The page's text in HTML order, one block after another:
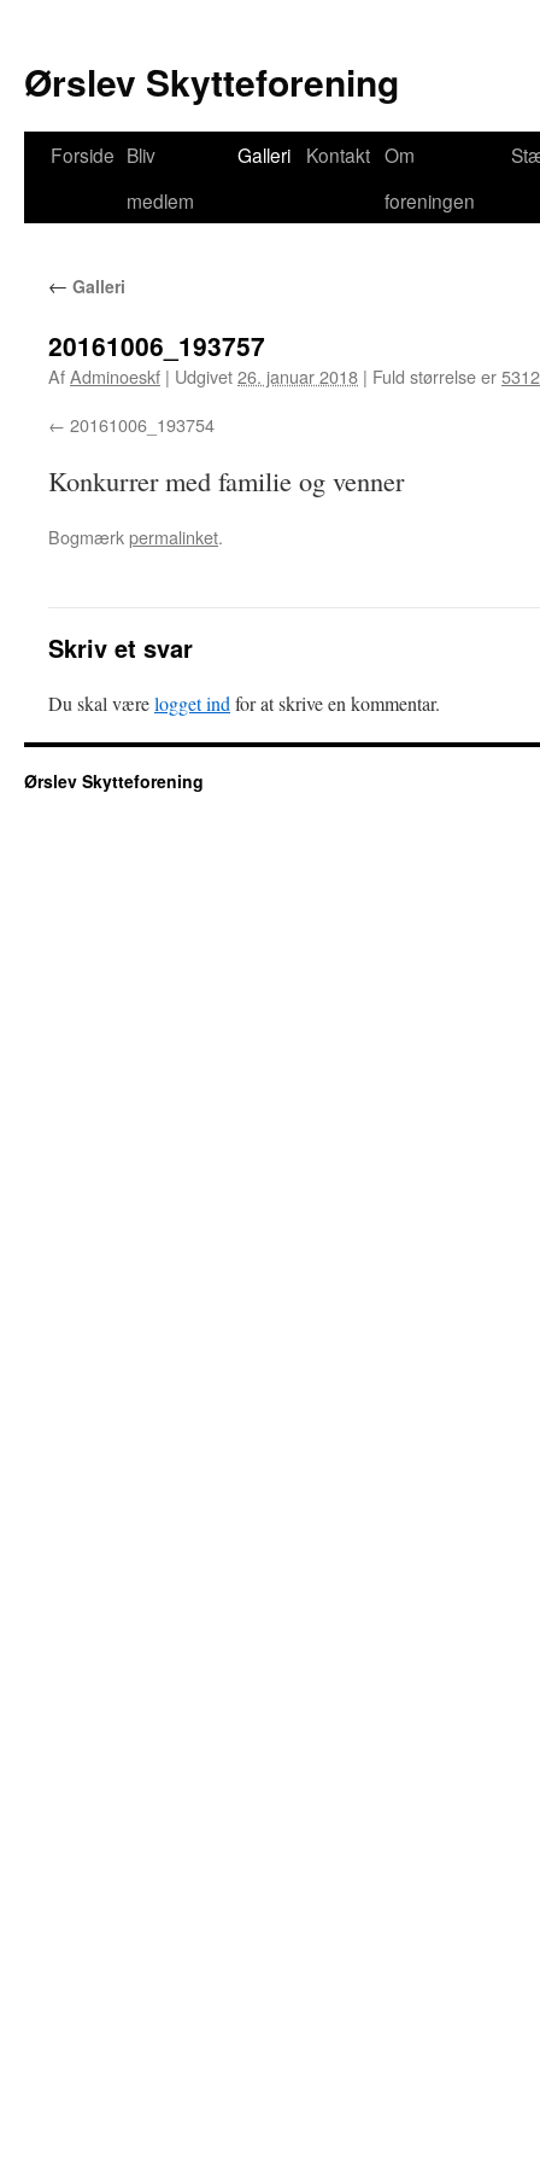
Ørslev Skytteforening
Hop
Forside Bliv
medlem
Galleri Kontakt Om
foreningen
← Galleri
20161006_193757
AfAdminoeskf | Udgivet26. januar 2018 | Fuld størrelse er
20161006_193754
Konkurrer med familie og venner
Bogmærkpermalinket.
Skriv et svar
Du skal værelogget ind for at skrive en kommentar.
Ørslev Skytteforening